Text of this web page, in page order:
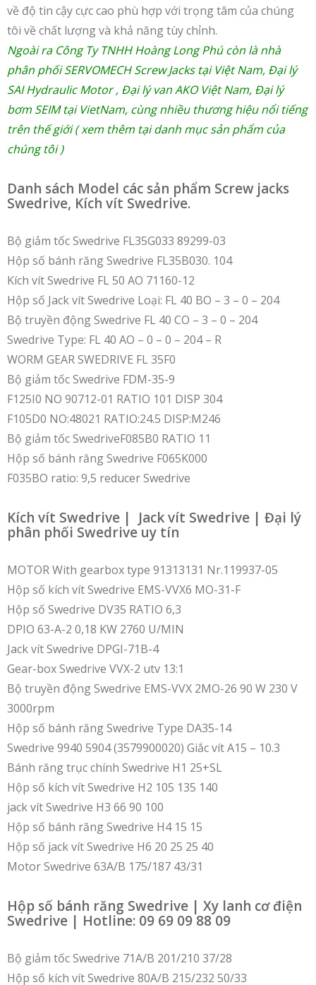
về độ tin cậy cực cao phù hợp với trọng tâm của chúng
tôi về chất lượng và khả năng tùy chỉnh.
Ngoài ra Công Ty TNHH Hoàng Long Phú còn là nhà
phân phốiSERVOMECH Screw Jacks tại Việt Nam, Đại lý
SAI Hydraulic Motor, Đại lý van AKO Việt Nam, Đại lý
bơm SEIM tại VietNam, cùng nhiều thương hiệu nổi tiếng
trên thế giới ( xem thêm tại danh mục sản phẩm của
chúng tôi )
Danh sách Model các sản phẩm Screw jacks
Swedrive, Kích vít Swedrive.
Bộ giảm tốc Swedrive FL35G033 89299-03
Hộp số bánh răng Swedrive FL35B030. 104
Kích vít Swedrive FL 50 AO 71160-12
Hộp số Jack vít Swedrive Loại: FL 40 BO – 3 – 0 – 204
Bộ truyền động Swedrive FL 40 CO – 3 – 0 – 204
Swedrive Type: FL 40 AO – 0 – 0 – 204 – R
WORM GEAR SWEDRIVE FL 35F0
Bộ giảm tốc Swedrive FDM-35-9
F125I0 NO 90712-01 RATIO 101 DISP 304
F105D0 NO:48021 RATIO:24.5 DISP:M246
Bộ giảm tốc SwedriveF085B0 RATIO 11
Hộp số bánh răng Swedrive F065K000
F035BO ratio: 9,5 reducer Swedrive
Kích vít Swedrive | Jack vít Swedrive | Đại lý
phân phối Swedrive uy tín
MOTOR With gearbox type 91313131 Nr.119937-05
Hộp số kích vít Swedrive EMS-VVX6 MO-31-F
Hộp số Swedrive DV35 RATIO 6,3
DPIO 63-A-2 0,18 KW 2760 U/MIN
Jack vít Swedrive DPGI-71B-4
Gear-box Swedrive VVX-2 utv 13:1
Bộ truyền động Swedrive EMS-VVX 2MO-26 90 W 230 V
3000rpm
Hộp số bánh răng Swedrive Type DA35-14
Swedrive 9940 5904 (3579900020) Giắc vít A15 – 10.3
Bánh răng trục chính Swedrive H1 25+SL
Hộp số kích vít Swedrive H2 105 135 140
jack vít Swedrive H3 66 90 100
Hộp số bánh răng Swedrive H4 15 15
Hộp số jack vít Swedrive H6 20 25 25 40
Motor Swedrive 63A/B 175/187 43/31
Hộp số bánh răng Swedrive | Xy lanh cơ điện
Swedrive | Hotline: 09 69 09 88 09
Bộ giảm tốc Swedrive 71A/B 201/210 37/28
Hộp số kích vít Swedrive 80A/B 215/232 50/33